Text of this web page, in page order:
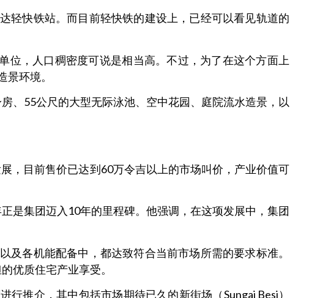
轻快铁站。而目前轻快铁的建设上，已经可以看见轨道的
位，人口稠密度可说是相当高。不过，为了在这个方面上
环境。
、55公尺的大型无际泳池、空中花园、庭院流水造景，以
，目前售价已达到60万令吉以上的市场叫价，产业价值可
是集团迈入10年的里程碑。他强调，在这项发展中，集团
各机能配备中，都达致符合当前市场所需的要求标准。
优质住宅产业享受。
推介，其中包括市场期待已久的新街场（Sungai Besi）